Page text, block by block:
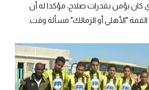
كان يؤمن بقدرات صلاح، مؤكدا له أن
القمة "الأهلي أو الزمالك" مسألة وقت.